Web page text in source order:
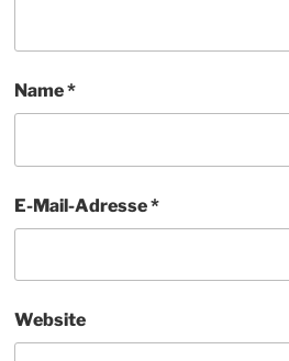
Name*
E-Mail-Adresse*
Website